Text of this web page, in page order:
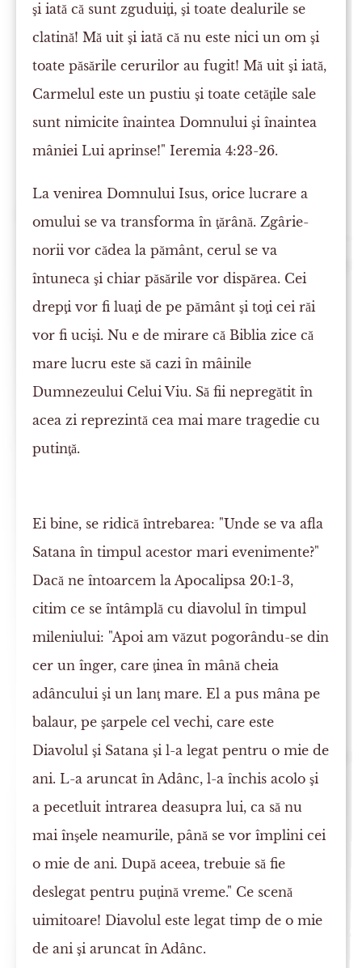
şi iată că sunt zguduiţi, şi toate dealurile se
clatină! Mă uit şi iată că nu este nici un om şi
toate păsările cerurilor au fugit! Mă uit şi iată,
Carmelul este un pustiu şi toate cetăţile sale
sunt nimicite înaintea Domnului şi înaintea
mâniei Lui aprinse!" Ieremia 4:23-26.
La venirea Domnului Isus, orice lucrare a
omului se va transforma în ţărână. Zgârie-
norii vor cădea la pământ, cerul se va
întuneca şi chiar păsările vor dispărea. Cei
drepţi vor fi luaţi de pe pământ şi toţi cei răi
vor fi ucişi. Nu e de mirare că Biblia zice că
mare lucru este să cazi în mâinile
Dumnezeului Celui Viu. Să fii nepregătit în
acea zi reprezintă cea mai mare tragedie cu
putinţă.
Ei bine, se ridică întrebarea: "Unde se va afla
Satana în timpul acestor mari evenimente?"
Dacă ne întoarcem la Apocalipsa 20:1-3,
citim ce se întâmplă cu diavolul în timpul
mileniului: "Apoi am văzut pogorându-se din
cer un înger, care ţinea în mână cheia
adâncului şi un lanţ mare. El a pus mâna pe
balaur, pe şarpele cel vechi, care este
Diavolul şi Satana şi l-a legat pentru o mie de
ani. L-a aruncat în Adânc, l-a închis acolo şi
a pecetluit intrarea deasupra lui, ca să nu
mai înşele neamurile, până se vor împlini cei
o mie de ani. După aceea, trebuie să fie
deslegat pentru puţină vreme." Ce scenă
uimitoare! Diavolul este legat timp de o mie
de ani şi aruncat în Adânc.